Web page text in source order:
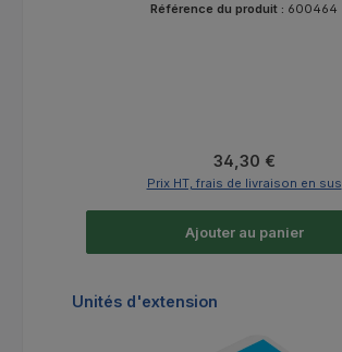
Référence du produit : 600464
Prix régulier :
34,30 €
Prix HT, frais de livraison en sus
Ajouter au panier
Ignorer la galerie de produits
Unités d'extension